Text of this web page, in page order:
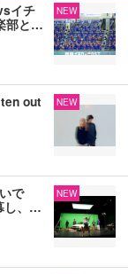
イチ
部と…
NEW
out
NEW
で
し、…
NEW